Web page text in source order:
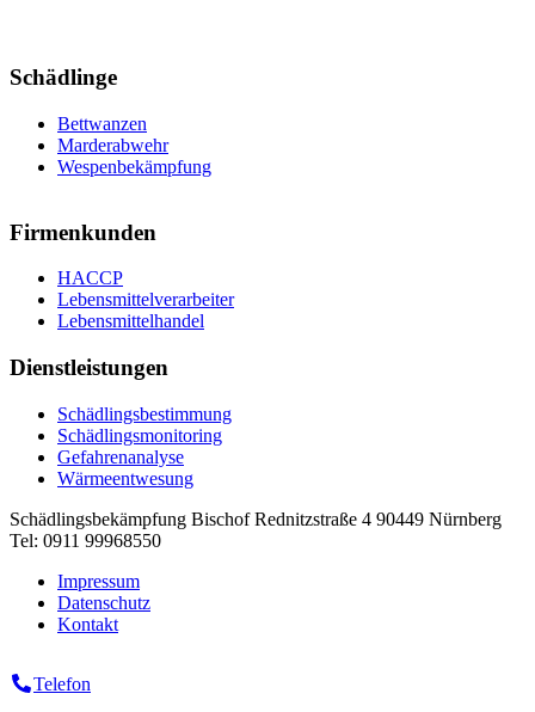
Schädlinge
Bettwanzen
Marderabwehr
Wespenbekämpfung
Firmenkunden
HACCP
Lebensmittelverarbeiter
Lebensmittelhandel
Dienstleistungen
Schädlingsbestimmung
Schädlingsmonitoring
Gefahrenanalyse
Wärmeentwesung
Schädlingsbekämpfung Bischof Rednitzstraße 4 90449 Nürnberg
Tel: 0911 99968550
Impressum
Datenschutz
Kontakt
Telefon